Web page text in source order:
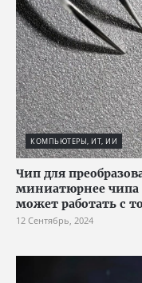
КОМПЬЮТЕРЫ, ИТ, ИИ
Чип для
миниатюрнее
может работать с
12 Сентябрь, 2024